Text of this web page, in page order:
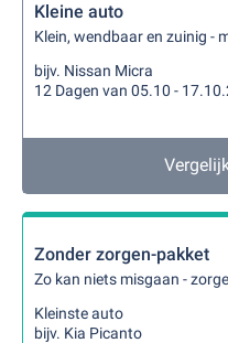
Kleine auto
Klein, wendbaar en zuinig -
bijv. Nissan Micra
12 Dagen van 05.10 -
Zonder zorgen-pakket
Zo kan niets misgaan -
Kleinste auto
bijv. Kia Picanto